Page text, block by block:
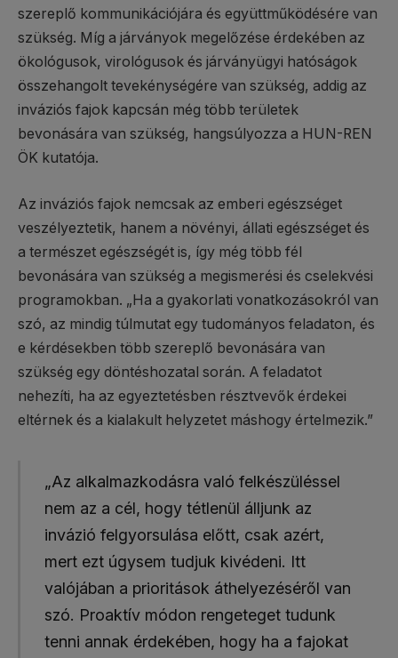
szereplő kommunikációjára és együttműködésére van
szükség. Míg a járványok megelőzése érdekében az
ökológusok, virológusok és járványügyi hatóságok
összehangolt tevekénységére van szükség, addig az
inváziós fajok kapcsán még több területek
bevonására van szükség, hangsúlyozza a HUN-REN
ÖK kutatója.
Az inváziós fajok nemcsak az emberi egészséget
veszélyeztetik, hanem a növényi, állati egészséget és
a természet egészségét is, így még több fél
bevonására van szükség a megismerési és cselekvési
programokban. „Ha a gyakorlati vonatkozásokról van
szó, az mindig túlmutat egy tudományos feladaton, és
e kérdésekben több szereplő bevonására van
szükség egy döntéshozatal során. A feladatot
nehezíti, ha az egyeztetésben résztvevők érdekei
eltérnek és a kialakult helyzetet máshogy értelmezik.”
„Az alkalmazkodásra való felkészüléssel
nem az a cél, hogy tétlenül álljunk az
invázió felgyorsulása előtt, csak azért,
mert ezt úgysem tudjuk kivédeni. Itt
valójában a prioritások áthelyezéséről van
szó. Proaktív módon rengeteget tudunk
tenni annak érdekében, hogy ha a fajokat